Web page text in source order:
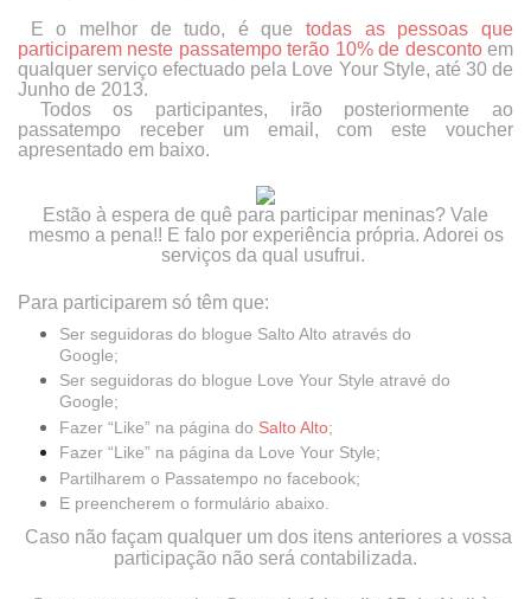
E o melhor de tudo, é quetodas as pessoas que
participarem neste passatempo terão 10% de descontoem
qualquer serviço efectuado pela
Love Your Style, até 30 de
Junho de 2013.
Todos os participantes, irão posteriormente ao
passatempo receber um email, com este voucher
apresentado em baixo.
Estão à espera de quê para participar meninas? Vale
mesmo a pena!! E falo por experiência própria. Adorei os
serviços da qual usufrui.
Para participarem só têm que:
Ser seguidoras do blogue Salto Alto através do
Google;
Ser seguidoras do blogue Love Your Style atravé do
Google;
Fazer “Like” na página do Salto Alto;
Fazer “Like” na página da Love Your Style;
Partilharem o Passatempo no facebook;
E preencherem o formulário abaixo.
Caso não façam qualquer um dos itens anteriores a vossa
participação não será contabilizada.